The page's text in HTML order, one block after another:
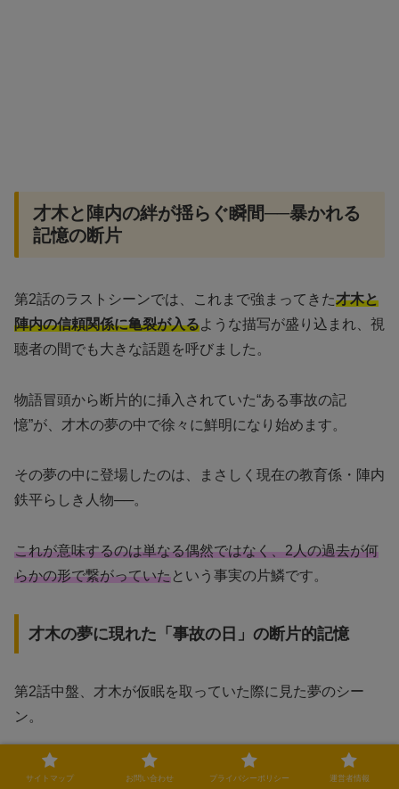
才木と陣内の絆が揺らぐ瞬間──暴かれる
記憶の断片
第2話のラストシーンでは、これまで強まってきた才木と
陣内の信頼関係に亀裂が入るような描写が盛り込まれ、視
聴者の間でも大きな話題を呼びました。
物語冒頭から断片的に挿入されていた“ある事故の記
憶”が、才木の夢の中で徐々に鮮明になり始めます。
その夢の中に登場したのは、まさしく現在の教育係・陣内
鉄平らしき人物──。
これが意味するのは単なる偶然ではなく、2人の過去が何
らかの形で繋がっていたという事実の片鱗です。
才木の夢に現れた「事故の日」の断片的記憶
第2話中盤、才木が仮眠を取っていた際に見た夢のシー
ン。
彼は幼少期、何者かに追われ、逃げるようにして走ってい
サイトマップ お問い合わせ プライバシーポリシー 運営者情報